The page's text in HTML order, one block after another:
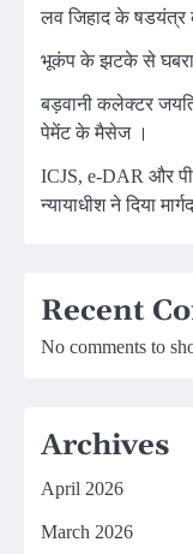
लव जिहाद के षडयंत्र
भूकंप के झटके से
बड़वानी कलेक्टर
पेमेंट के मैसेज ।
ICJS, e-DAR और
न्यायाधीश ने दिया
Recent
No comments to
Archives
April 2026
March 2026